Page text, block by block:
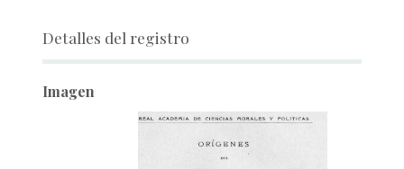
Detalles del registro
Imagen